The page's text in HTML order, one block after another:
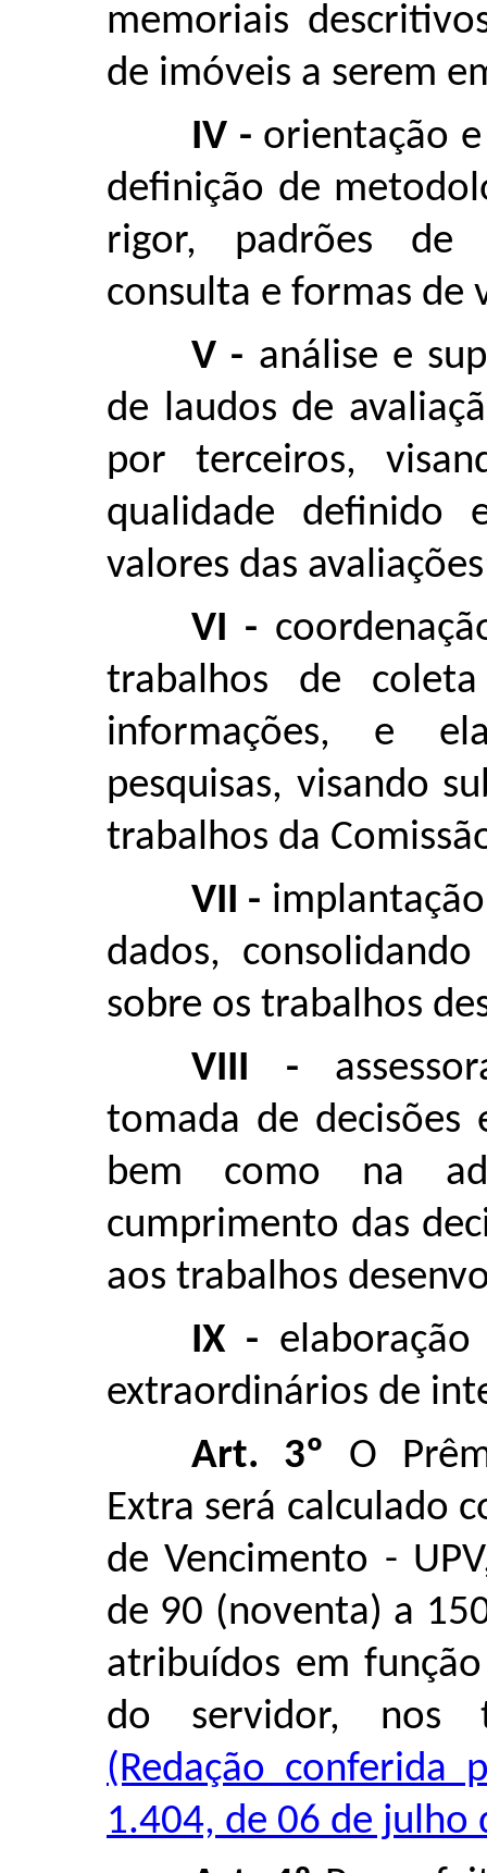
memoriais
de imóveis a serem
IV - orientação
definição de
rigor, padrões de
consulta e formas de
V - análise e
de laudos de
por terceiros,
qualidade
valores das
VI -
trabalhos de
informações, e
pesquisas, visando
trabalhos da
VII -
dados,
sobre os trabalhos
VIII -
tomada de decisões
bem como na
cumprimento das
aos trabalhos
IX -
extraordinários de
Art. 3º O
Extra será calculado
de Vencimento -
de 90 (noventa) a
atribuídos em
do servidor, nos
(Redação conferida
1.404, de 06 de julho